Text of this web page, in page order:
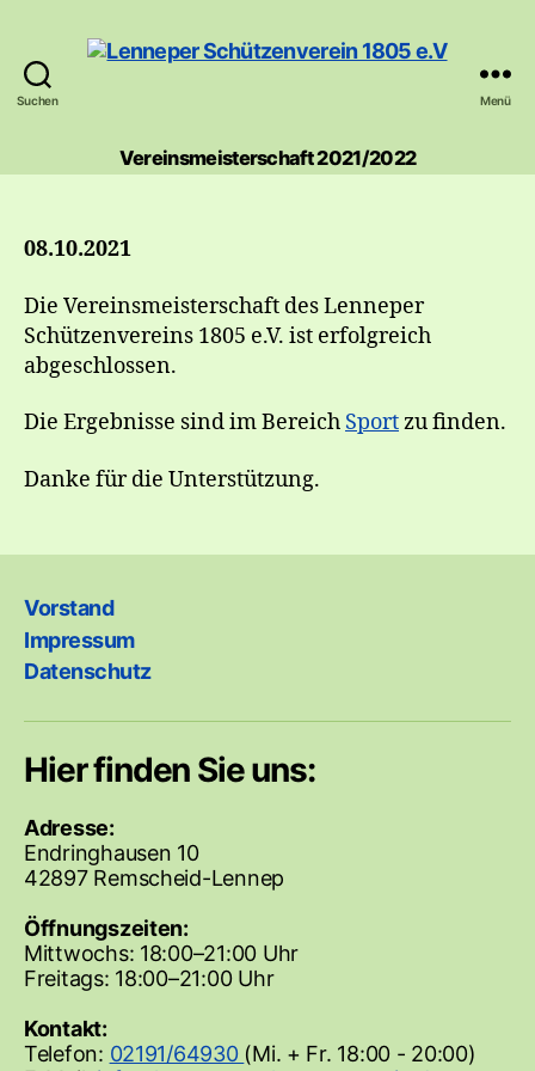
Suchen
Schützenverein
1805
Menü
Vereinsmeisterschaft 2021/2022
08.10.2021
Die Vereinsmeisterschaft des Lenneper
Schützenvereins 1805 e.V. ist erfolgreich
abgeschlossen.
Die Ergebnisse sind im Bereich Sportzu finden.
Danke für die Unterstützung.
Vorstand
Impressum
Datenschutz
Hier finden Sie uns:
Adresse:
Endringhausen 10
42897 Remscheid-Lennep
Öffnungszeiten:
Mittwochs: 18:00–21:00 Uhr
Freitags: 18:00–21:00 Uhr
Kontakt:
Telefon: 02191/64930 (Mi. + Fr. 18:00 - 20:00)